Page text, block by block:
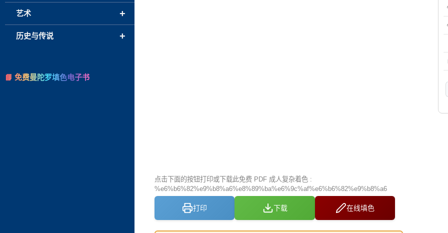
点击下面的按钮打印或下载此免费 PDF 成人复杂着色 :
%e6%b6%82%e9%b8%a6%e8%89%ba%e6%9c%af%e6%b6%82%e9%b8%a6
打印 下载 在线填色
+
艺术
+
历史与传说
📘 免费曼陀罗填色电子书